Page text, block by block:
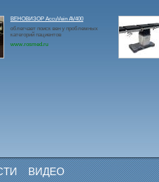
ВЕНОВИЗОР AccuVein AV400
облегчает поиск вен у проблемных
категорий пациентов
www.rosmed.ru
ВИДЕО